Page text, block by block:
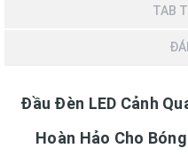
TAB
Đầu Đèn LED Cảnh
Hoàn Hảo Cho